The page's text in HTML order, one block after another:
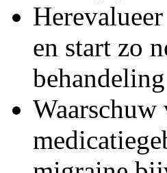
en start zo
Waarschuw